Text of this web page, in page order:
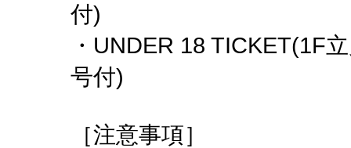
付)
・UNDER 18 TICKET(1F
号付)
［注意事項］